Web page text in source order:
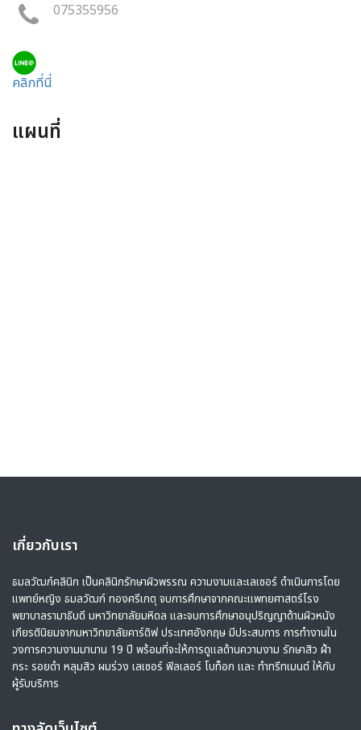
075355956
คลิกที่นี่
แผนที่
เกี่ยวกับเรา
ธมลวัฒก์คลินิก เป็นคลินิกรักษาผิวพรรณ ความงามและเลเซอร์ ดำเนินการโดย
แพทย์หญิง ธมลวัฒก์ ทองศรีเกตุ จบการศึกษาจากคณะแพทยศาสตร์โรง
พยาบาลรามาธิบดี มหาวิทยาลัยมหิดล และจบการศึกษาอนุปริญญาด้านผิวหนัง
เกียรตินิยมจากมหาวิทยาลัยคาร์ดิฟ ประเทศอังกฤษ มีประสบการ การทำงานใน
วงการความงามมานาน 19 ปี พร้อมที่จะให้การดูแลด้านความงาม รักษาสิว ฝ้า
กระ รอยดำ หลุมสิว ผมร่วง เลเซอร์ ฟิลเลอร์ โบท็อก และ ทำทรีทเมนต์ ให้กับ
ผู้รับบริการ